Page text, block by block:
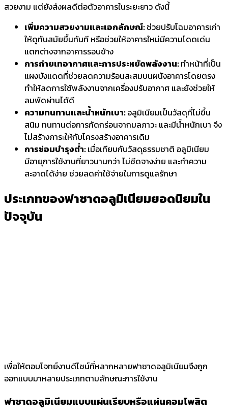
สวยงาม แต่ยังส่งผลดีต่อตัวอาคารในระยะยาว ดังนี้
เพิ่มความสวยงามและเอกลักษณ์:ช่วยปรับโฉมอาคารเก่า
ให้ดูทันสมัยขึ้นทันที หรือช่วยให้อาคารใหม่มีความโดดเด่น
แตกต่างจากอาคารรอบข้าง
การถ่ายเทอากาศและการประหยัดพลังงาน:ทำหน้าที่เป็น
แผงบังแดดที่ช่วยลดความร้อนสะสมบนผนังอาคารโดยตรง
ทำให้ลดการใช้พลังงานจากเครื่องปรับอากาศ และยังช่วยให้
ลมพัดผ่านได้ดี
ความทนทานและน้ำหนักเบา:อลูมิเนียมเป็นวัสดุที่ไม่ขึ้น
สนิม ทนทานต่อการกัดกร่อนจากมลภาวะ และมีน้ำหนักเบา จึง
ไม่สร้างภาระให้กับโครงสร้างอาคารเดิม
การซ่อมบำรุงต่ำ:เมื่อเทียบกับวัสดุธรรมชาติ อลูมิเนียม
มีอายุการใช้งานที่ยาวนานกว่า ไม่ซีดจางง่าย และทำความ
สะอาดได้ง่าย ช่วยลดค่าใช้จ่ายในการดูแลรักษา
ประเภทของฟาซาดอลูมิเนียมยอดนิยมใน
ปัจจุบัน
เพื่อให้ตอบโจทย์งานดีไซน์ที่หลากหลายฟาซาดอลูมิเนียมจึงถูก
ออกแบบมาหลายประเภทตามลักษณะการใช้งาน
ฟาซาดอลูมิเนียมแบบแผ่นเรียบหรือแผ่นคอมโพสิต